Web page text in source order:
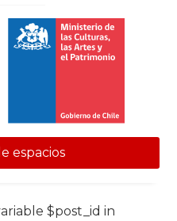
espacios
$post_id in